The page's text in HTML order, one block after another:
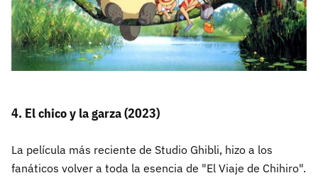
4. El chico y la garza (2023)
La película más reciente de Studio Ghibli, hizo a los
fanáticos volver a toda la esencia de "El Viaje de Chihiro".